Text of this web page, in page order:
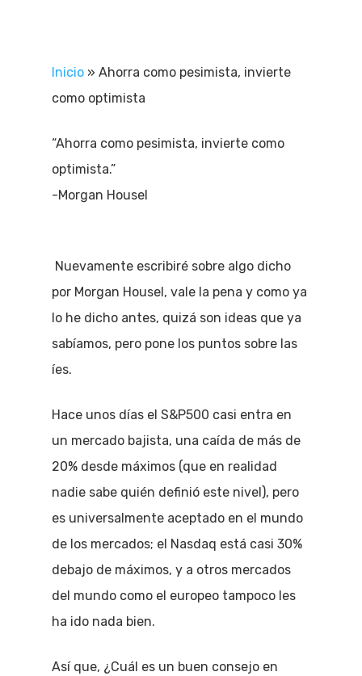
Inicio » Ahorra como pesimista, invierte
como optimista
“Ahorra como pesimista, invierte como
optimista.”
-Morgan Housel
Nuevamente escribiré sobre algo dicho
por Morgan Housel, vale la pena y como ya
lo he dicho antes, quizá son ideas que ya
sabíamos, pero pone los puntos sobre las
íes.
Hace unos días el S&P500 casi entra en
un mercado bajista, una caída de más de
20% desde máximos (que en realidad
nadie sabe quién definió este nivel), pero
es universalmente aceptado en el mundo
de los mercados; el Nasdaq está casi 30%
debajo de máximos, y a otros mercados
del mundo como el europeo tampoco les
ha ido nada bien.
Así que, ¿Cuál es un buen consejo en